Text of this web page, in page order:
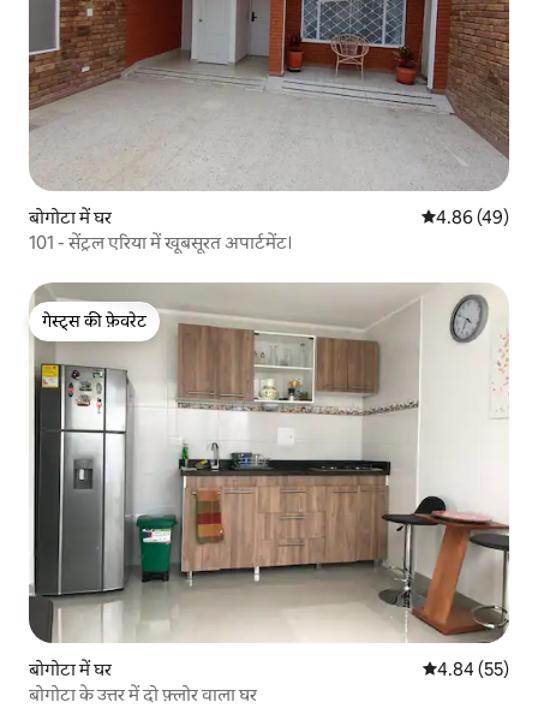
बोगोटा में घर औसत रेटिंग 5 में
4.86 (49)
101 - सेंट्रल एरिया में खूबसूरत अपार्टमेंट।
गेस्ट्स की फ़ेवरेट
गेस्ट्स की फ़ेवरेट
बोगोटा में घर औसत रेटिंग 5 में
4.84 (55)
बोगोटा के उत्तर में दो फ़्लोर वाला घर